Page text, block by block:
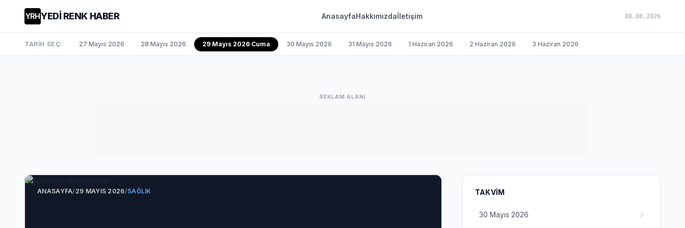
YRHYEDİ RENK HABER AnasayfaHakkımızdaİletişim 08.08.2026
TARİH SEÇ: 27 Mayıs 2026 28 Mayıs 2026 29 Mayıs 2026 Cuma 30 Mayıs 2026 31 Mayıs 2026 1 Haziran 2026 2 Haziran 2026 3 Haziran 2026
REKLAM ALANI
ANASAYFA/29 MAYIS 2026/SAĞLIK TAKVIM
30 Mayıs 2026